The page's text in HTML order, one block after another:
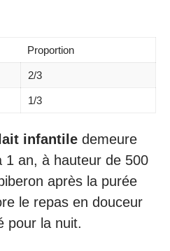
Proportion
2/3
1/3
lait infantile demeure
1 an, à hauteur de 500
après la purée
le repas en douceur
pour la nuit.